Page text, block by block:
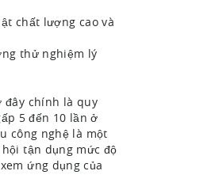
chất lượng cao và
thử nghiệm lý
đây chính là quy
5 đến 10 lần ở
công nghệ là một
tận dụng mức độ
ứng dụng của